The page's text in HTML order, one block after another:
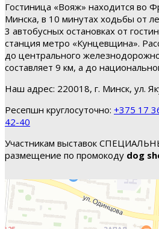
Гостиница «Вояж» находится во
Минска, в 10 минутах ходьбы от
3 автобусных остановках от
станция метро «Кунцевщина».
до центрального
составляет 9 км, а до
Наш адрес: 220018, г. Минск, ул.
Ресепшн круглосуточно: +375 17
42-40
Участникам выставок
размещение по промокоду dog